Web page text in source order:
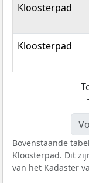
Kloosterpad
Kloosterpad
Bovenstaande
Kloosterpad. Dit
van het Kadaster